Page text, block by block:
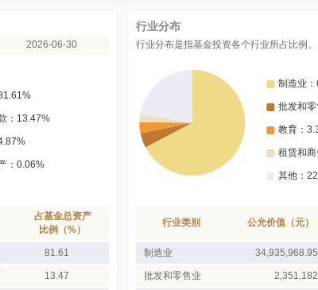
2026-06-30
占基金总资产
比例（%）
81.61
13.47
行业分布
行业分布是指基金投资各个行业所占比例。
行业类别 公允价值（元）
制造业 34,935,968.95
批发和零售业 2,351,182